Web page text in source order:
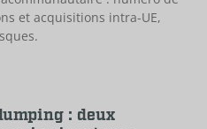
et acquisitions intra-UE,
: deux